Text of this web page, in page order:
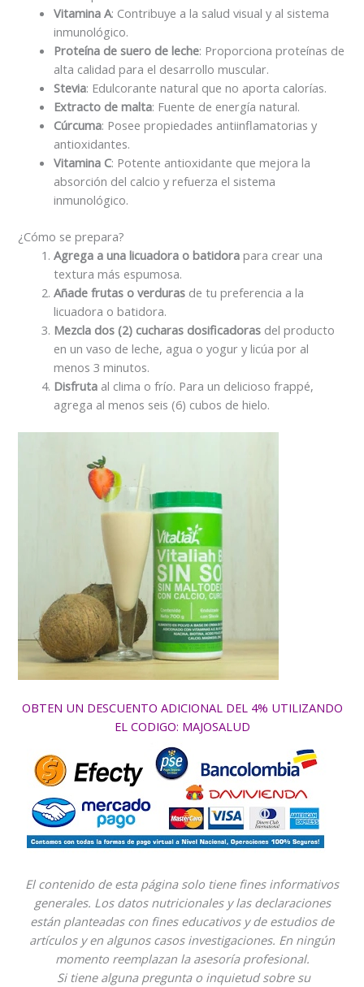
Vitamina A: Contribuye a la salud visual y al sistema
inmunológico.
Proteína de suero de leche: Proporciona proteínas de
alta calidad para el desarrollo muscular.
Stevia: Edulcorante natural que no aporta calorías.
Extracto de malta: Fuente de energía natural.
Cúrcuma: Posee propiedades antiinflamatorias y
antioxidantes.
Vitamina C: Potente antioxidante que mejora la
absorción del calcio y refuerza el sistema
inmunológico.
¿Cómo se prepara?
Agrega a una licuadora o batidora para crear una
textura más espumosa.
Añade frutas o verduras de tu preferencia a la
licuadora o batidora.
Mezcla dos (2) cucharas dosificadoras del producto
en un vaso de leche, agua o yogur y licúa por al
menos 3 minutos.
Disfruta al clima o frío. Para un delicioso frappé,
agrega al menos seis (6) cubos de hielo.
OBTEN UN DESCUENTO ADICIONAL DEL 4% UTILIZANDO
EL CODIGO: MAJOSALUD
El contenido de esta página solo tiene fines informativos
generales. Los datos nutricionales y las declaraciones
están planteadas con fines educativos y de estudios de
artículos y en algunos casos investigaciones. En ningún
momento reemplazan la asesoría profesional.
Si tiene alguna pregunta o inquietud sobre su